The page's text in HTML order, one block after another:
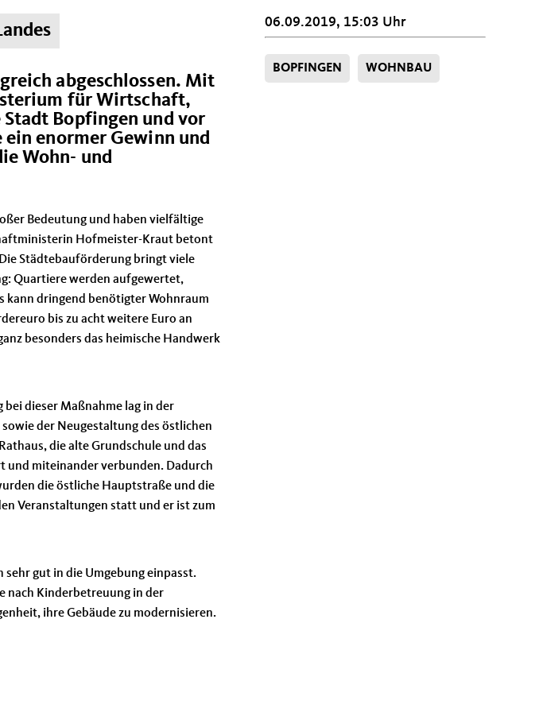
abgeschlossen. Mit
für Wirtschaft,
Bopfingen und vor
enormer Gewinn und
Wohn- und
Bedeutung und haben vielfältige
Hofmeister-Kraut betont
Städtebauförderung bringt viele
Quartiere werden aufgewertet,
kann dringend benötigter Wohnraum
bis zu acht weitere Euro an
besonders das heimische Handwerk
bei dieser Maßnahme lag in der
der Neugestaltung des östlichen
die alte Grundschule und das
und miteinander verbunden. Dadurch
die östliche Hauptstraße und die
Veranstaltungen statt und er ist zum
sehr gut in die Umgebung einpasst.
nach Kinderbetreuung in der
ihre Gebäude zu modernisieren.
06.09.2019, 15:03 Uhr
BOPFINGEN WOHNBAU